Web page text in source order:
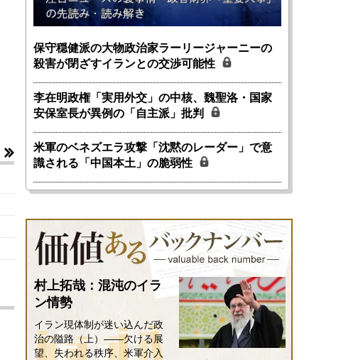
保守穏健派の大物政治家ラーリージャーニーの
殺害が閉ざすイランとの交渉可能性
李在明政権「実用外交」の中核、魏聖洛・国家
安保室長が異例の「自主派」批判
米軍のベネズエラ攻撃「沈黙のレーダー」で意
識される「中国本土」の脆弱性
村上拓哉：混沌のイラ
ン情勢
イラン現体制が迷い込んだ政
治の隘路（上）――欠ける展
望、失われる秩序、米軍介入